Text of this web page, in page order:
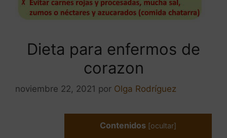
Dieta para enfermos de
corazon
noviembre 22, 2021 por Olga Rodríguez
Contenidos [ocultar]